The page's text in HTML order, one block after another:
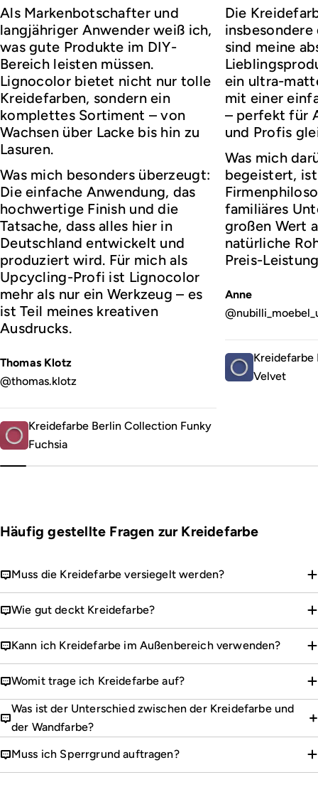
Als Markenbotschafter und
langjähriger Anwender weiß ich,
was gute Produkte im DIY-
Bereich leisten müssen.
Lignocolor bietet nicht nur tolle
Kreidefarben, sondern ein
komplettes Sortiment – von
Wachsen über Lacke bis hin zu
Lasuren.
Was mich besonders überzeugt:
Die einfache Anwendung, das
hochwertige Finish und die
Tatsache, dass alles hier in
Deutschland entwickelt und
produziert wird. Für mich als
Upcycling-Profi ist Lignocolor
mehr als nur ein Werkzeug – es
ist Teil meines kreativen
Ausdrucks.
Thomas Klotz
@thomas.klotz
Kreidefarbe Berlin Collection Funky
Fuchsia
Die
sind meine
ein ultra-
mit einer
– perfekt für
und Profis
Was mich
begeistert,
familiäres
großen Wert
natürliche
Preis-
Anne
Kreidefarbe
Velvet
Häufig gestellte Fragen zur Kreidefarbe
Muss die Kreidefarbe versiegelt werden?
Wie gut deckt Kreidefarbe?
Kann ich Kreidefarbe im Außenbereich verwenden?
Womit trage ich Kreidefarbe auf?
Was ist der Unterschied zwischen der Kreidefarbe und
der Wandfarbe?
Muss ich Sperrgrund auftragen?